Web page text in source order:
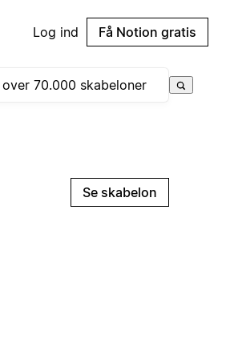
Log ind Få Notion gratis
Se skabelon